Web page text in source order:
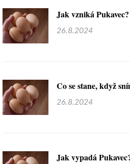
Jak vzniká Pukavec?
26.8.2024
Co se stane, když
26.8.2024
Jak vypadá